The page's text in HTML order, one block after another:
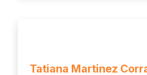
Tatiana Martinez